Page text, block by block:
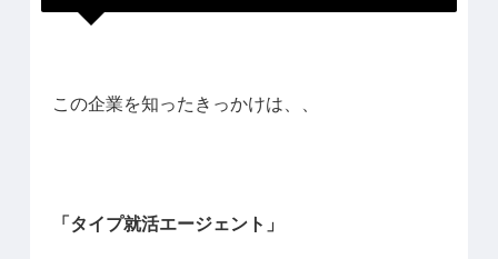
この企業を知ったきっかけは、、
「タイプ就活エージェント」